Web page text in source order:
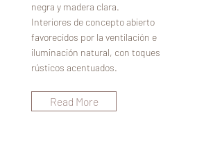
negra y madera clara.
Interiores de concepto abierto
favorecidos por la ventilación e
iluminación natural, con toques
rústicos acentuados.
Read More